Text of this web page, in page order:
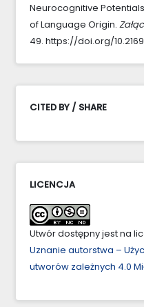
Neurocognitive
of Language Origin.
49. https://doi.org/
CITED BY / SHARE
LICENCJA
Utwór dostępny jest na
Uznanie autorstwa –
utworów zależnych 4.0